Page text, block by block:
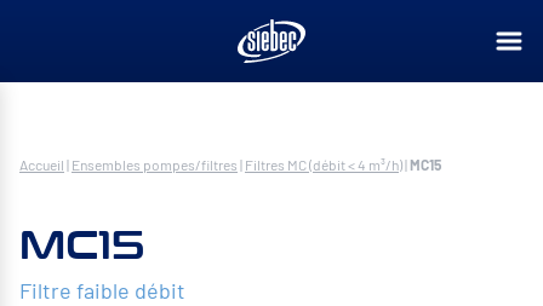
Accueil | Ensembles pompes/filtres | Filtres MC (débit < 4 m³/h)|MC15
MC15
Filtre faible débit